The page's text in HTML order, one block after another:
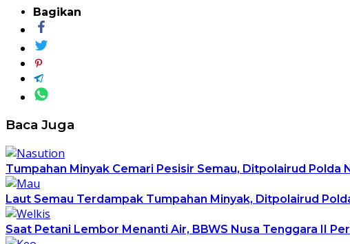
Bagikan
Baca Juga
Tumpahan Minyak Cemari Pesisir Semau, Ditpolairud Polda
Laut Semau Terdampak Tumpahan Minyak, Ditpolairud
Saat Petani Lembor Menanti Air, BBWS Nusa Tenggara II